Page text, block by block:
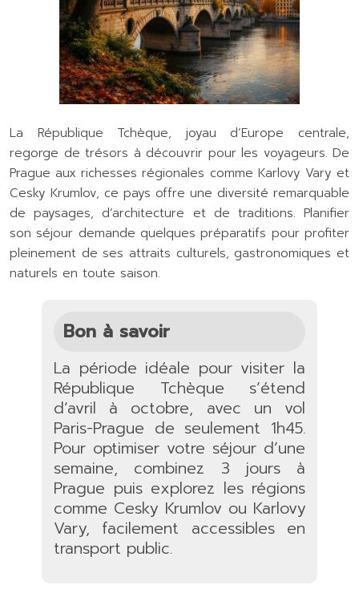
La République Tchèque, joyau d’Europe centrale,
regorge de trésors à découvrir pour les voyageurs. De
Prague aux richesses régionales comme Karlovy Vary et
Cesky Krumlov, ce pays offre une diversité remarquable
de paysages, d’architecture et de traditions. Planifier
son séjour demande quelques préparatifs pour profiter
pleinement de ses attraits culturels, gastronomiques et
naturels en toute saison.
Bon à savoir
La période idéale pour visiter la
République Tchèque s’étend
d’avril à octobre, avec un vol
Paris-Prague de seulement 1h45.
Pour optimiser votre séjour d’une
semaine, combinez 3 jours à
Prague puis explorez les régions
comme Cesky Krumlov ou Karlovy
Vary, facilement accessibles en
transport public.